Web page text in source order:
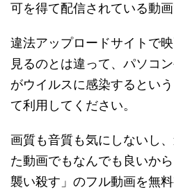
可を得て配信されている動画
違法アップロードサイトで
見るのとは違って、パソコ
がウイルスに感染するとい
て利用してください。
画質も音質も気にしないし
た動画でもなんでも良いか
襲い殺す」のフル動画を無料